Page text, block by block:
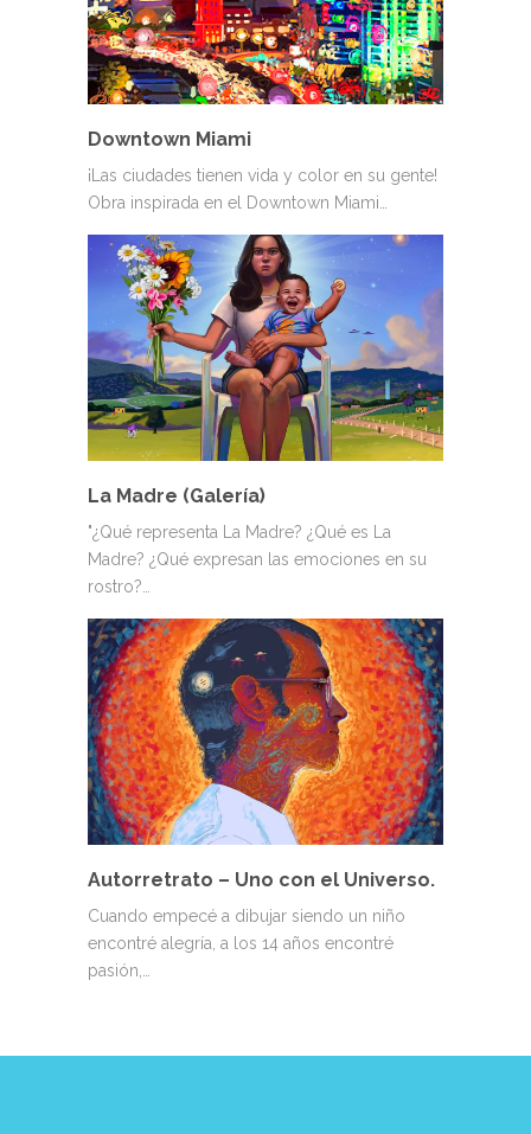
Downtown Miami
¡Las ciudades tienen vida y color en su gente!
Obra inspirada en el Downtown Miami…
La Madre (Galería)
"¿Qué representa La Madre? ¿Qué es La
Madre? ¿Qué expresan las emociones en su
rostro?…
Autorretrato – Uno con el Universo.
Cuando empecé a dibujar siendo un niño
encontré alegría, a los 14 años encontré
pasión,…